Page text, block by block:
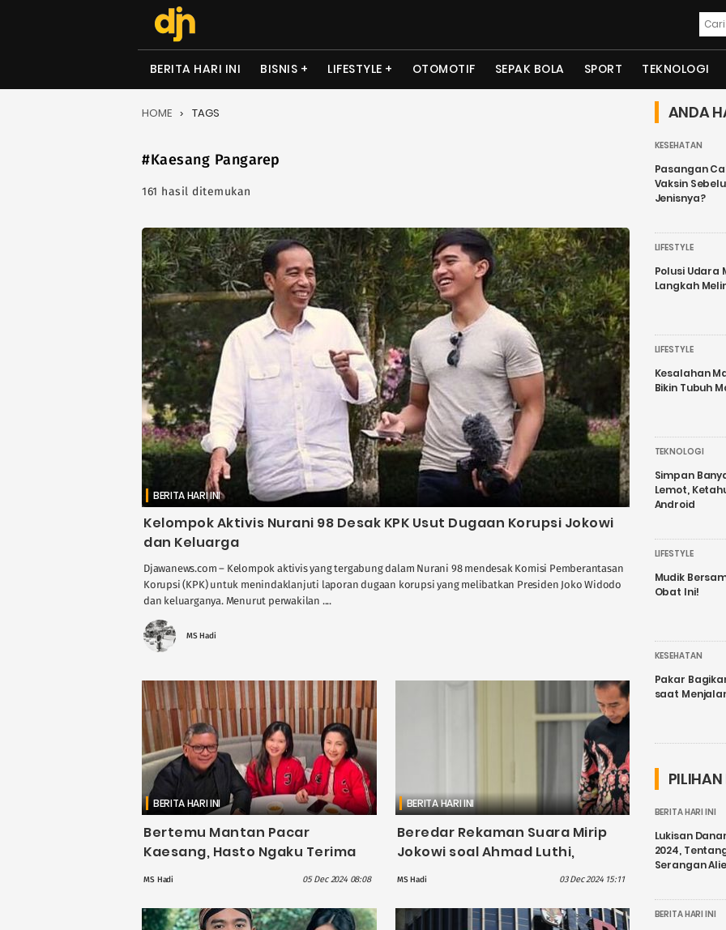
BERITA HARI INI BISNIS LIFESTYLE OTOMOTIF SEPAK BOLA SPORT TEKNOLOGI
HOME TAGS
#Kaesang Pangarep
161 hasil ditemukan
BERITA HARI INI
Kelompok Aktivis Nurani 98 Desak KPK Usut Dugaan Korupsi Jokowi
dan Keluarga
Djawanews.com – Kelompok aktivis yang tergabung dalam Nurani 98 mendesak Komisi Pemberantasan
Korupsi (KPK) untuk menindaklanjuti laporan dugaan korupsi yang melibatkan Presiden Joko Widodo
dan keluarganya. Menurut perwakilan ....
MS Hadi
BERITA HARI INI
Bertemu Mantan Pacar
Kaesang, Hasto Ngaku Terima
MS Hadi 05 Dec 2024 08:08
BERITA HARI INI
Beredar Rekaman Suara Mirip
Jokowi soal Ahmad Luthi,
MS Hadi 03 Dec 2024 15:11
ANDA
KESEHATAN
Pasangan
Vaksin
Jenisnya?
LIFESTYLE
Polusi Udara
Langkah
LIFESTYLE
Kesalahan
Bikin Tubuh
TEKNOLOGI
Simpan
Lemot,
Android
LIFESTYLE
Mudik
Obat Ini!
KESEHATAN
Pakar
saat
PILIHAN
BERITA HARI INI
Lukisan
2024,
Serangan
BERITA HARI INI